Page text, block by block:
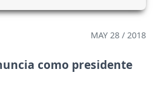
MAY 28 / 2018
como presidente